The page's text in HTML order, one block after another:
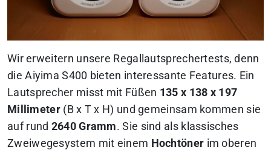
Wir erweitern unsere Regallautsprechertests, denn
die Aiyima S400 bieten interessante Features. Ein
Lautsprecher misst mit Füßen 135 x 138 x 197
Millimeter (B x T x H) und gemeinsam kommen sie
auf rund 2640 Gramm. Sie sind als klassisches
Zweiwegesystem mit einem Hochtöner im oberen